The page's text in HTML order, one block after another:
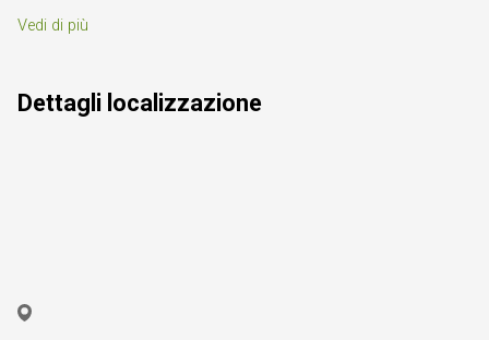
Vedi di più
Dettagli localizzazione